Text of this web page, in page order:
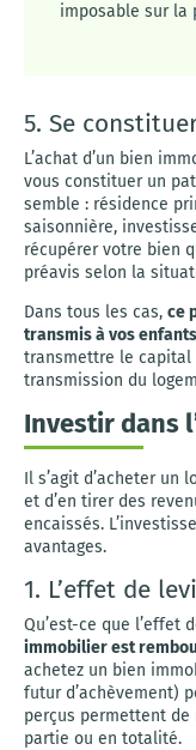
imposable sur la
5. Se
L’achat d’un bien
vous constituer un
semble : résidence
saisonnière,
récupérer votre bien
préavis selon la
Dans tous les cas, ce
transmis à vos enfants
transmettre le capital
transmission du
Investir dans
Il s’agit d’acheter un
et d’en tirer des
encaissés.
avantages.
1. L’effet de
Qu’est-ce que l’effet
immobilier est
achetez un bien
futur d’achèvement)
perçus permettent
partie ou en totalité.